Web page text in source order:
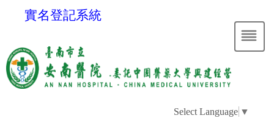
實名登記系統
Select Language ▼